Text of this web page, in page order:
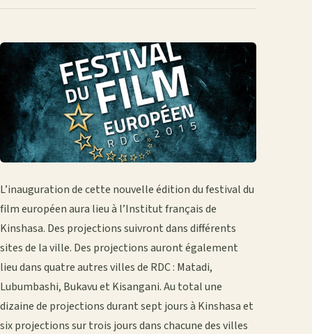
L’inauguration de cette nouvelle édition du festival du
film européen aura lieu à l’Institut français de
Kinshasa. Des projections suivront dans différents
sites de la ville. Des projections auront également
lieu dans quatre autres villes de RDC : Matadi,
Lubumbashi, Bukavu et Kisangani. Au total une
dizaine de projections durant sept jours à Kinshasa et
six projections sur trois jours dans chacune des villes